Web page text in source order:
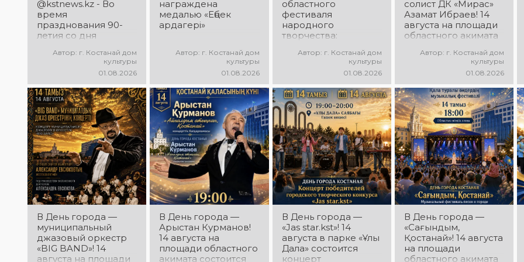
состязания!
Приходите
поддержать
исполнителей!
@kstnews.kz - Во
время
празднования 90-
летия со дня
Костанайской
области подвели
фестиваля
самодеятельного
народного
творчества
Автор: г. Костанай дом
культуры
01.08.2026
награждена
медалью «Еңбек
ардагері»
Автор: г. Костанай дом
культуры
01.08.2026
областного
фестиваля
народного
творчества:
Автор: г. Костанай дом
культуры
01.08.2026
солист ДК «Мирас»
Азамат Ибраев! 14
августа на площади
областного акимата
концертная
программа Азамата
Ибраева! Вас ждут
любимые песни,
яркое выступление,
мощная энергия и
праздничное
настроение!
Автор: г. Костанай дом
культуры
01.08.2026
В День города —
муниципальный
джазовый оркестр
«BIG BAND»! 14
августа на площади
В День города —
Арыстан Курманов!
14 августа на
площади областного
акимата состоится
В День города —
«Jas star.kst»! 14
августа в парке «Ұлы
Дала» состоится
концерт
В День города —
«Сағындым,
Қостанай»! 14 августа
на площади
областного акимата